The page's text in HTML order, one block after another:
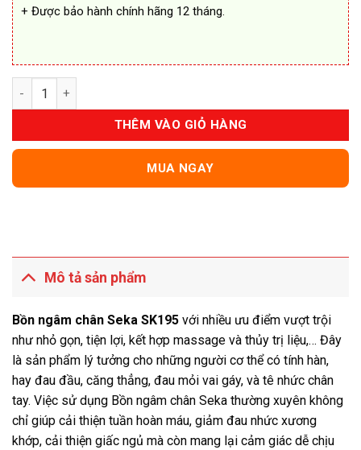
+ Được bảo hành chính hãng 12 tháng.
Bồn Ngâm Chân Seka SK195 Chính Hãng số lượng
THÊM VÀO GIỎ HÀNG
MUA NGAY
Mô tả sản phẩm
Bồn ngâm chân Seka SK195 với nhiều ưu điểm vượt trội
như nhỏ gọn, tiện lợi, kết hợp massage và thủy trị liệu,… Đây
là sản phẩm lý tưởng cho những người cơ thể có tính hàn,
hay đau đầu, căng thẳng, đau mỏi vai gáy, và tê nhức chân
tay. Việc sử dụng Bồn ngâm chân Seka thường xuyên không
chỉ giúp cải thiện tuần hoàn máu, giảm đau nhức xương
khớp, cải thiện giấc ngủ mà còn mang lại cảm giác dễ chịu